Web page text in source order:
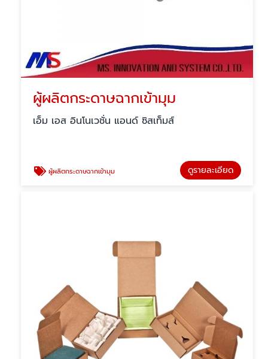
ผู้ผลิตกระดาษฉากเข้ามุม
เอ็ม เอส อินโนเวชั่น แอนด์ ซิสเท็มส์
ผู้ผลิตกระดาษฉากเข้ามุม ดูรายละเอียด